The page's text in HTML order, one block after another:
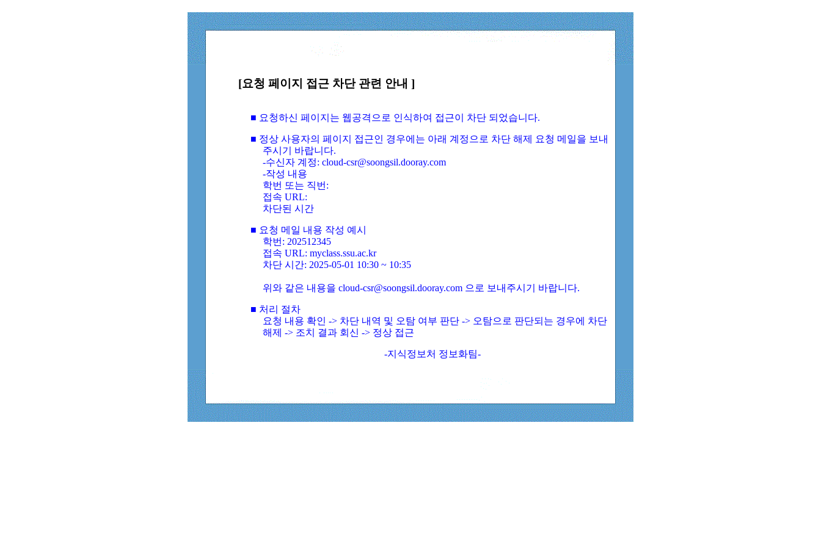
[요청 페이지 접근 차단 관련 안내 ]
■ 요청하신 페이지는 웹공격으로 인식하여 접근이 차단 되었습니다.
■ 정상 사용자의 페이지 접근인 경우에는 아래 계정으로 차단 해제 요청 메일을 보내
주시기 바랍니다.
-수신자 계정: cloud-csr@soongsil.dooray.com
-작성 내용
학번 또는 직번:
접속 URL:
차단된 시간
■ 요청 메일 내용 작성 예시
학번: 202512345
접속 URL: myclass.ssu.ac.kr
차단 시간: 2025-05-01 10:30 ~ 10:35
위와 같은 내용을 cloud-csr@soongsil.dooray.com 으로 보내주시기 바랍니다.
■ 처리 절차
요청 내용 확인 -> 차단 내역 및 오탐 여부 판단 -> 오탐으로 판단되는 경우에 차단
해제 -> 조치 결과 회신 -> 정상 접근
-지식정보처 정보화팀-